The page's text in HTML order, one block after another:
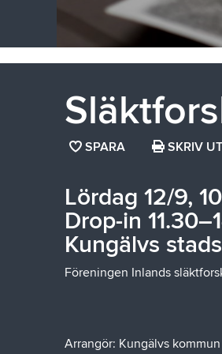
SPARA SPARA
SOM
FAVORIT
SKRIV UT
Lördag 12/9,
Drop-in
Kungälvs
Föreningen Inlands
Arrangör: Kungälvs kommun